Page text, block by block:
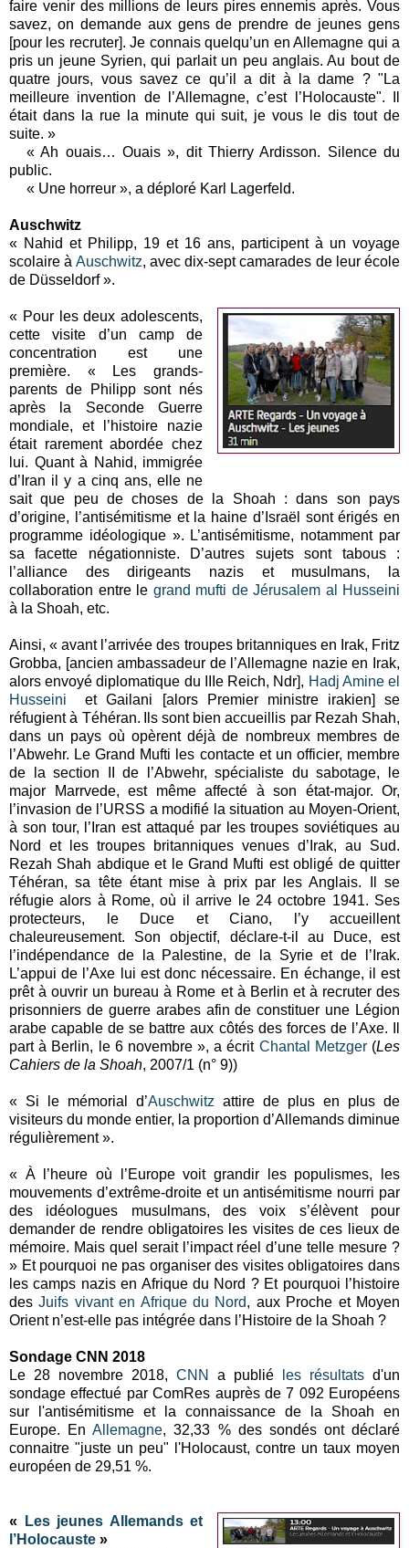
faire venir des millions de leurs pires ennemis après. Vous
savez, on demande aux gens de prendre de jeunes gens
[pour les recruter]. Je connais quelqu’un en Allemagne qui a
pris un jeune Syrien, qui parlait un peu anglais. Au bout de
quatre jours, vous savez ce qu’il a dit à la dame ? "La
meilleure invention de l’Allemagne, c’est l’Holocauste". Il
était dans la rue la minute qui suit, je vous le dis tout de
suite. »
« Ah ouais… Ouais », dit Thierry Ardisson. Silence du
public.
« Une horreur », a déploré Karl Lagerfeld.
Auschwitz
« Nahid et Philipp, 19 et 16 ans, participent à un voyage
scolaire à Auschwitz, avec dix-sept camarades de leur école
de Düsseldorf ».
« Pour les deux adolescents,
cette visite d’un camp de
concentration est une
première. « Les grands-
parents de Philipp sont nés
après la Seconde Guerre
mondiale, et l’histoire nazie
était rarement abordée chez
lui. Quant à Nahid, immigrée
d’Iran il y a cinq ans, elle ne
sait que peu de choses de la Shoah : dans son pays
d’origine, l’antisémitisme et la haine d’Israël sont érigés en
programme idéologique ». L’antisémitisme, notamment par
sa facette négationniste. D’autres sujets sont tabous :
l’alliance des dirigeants nazis et musulmans, la
collaboration entre le grand mufti de Jérusalem al Husseini
à la Shoah, etc.
Ainsi, « avant l’arrivée des troupes britanniques en Irak, Fritz
Grobba, [ancien ambassadeur de l’Allemagne nazie en Irak,
alors envoyé diplomatique du IIIe Reich, Ndr], Hadj Amine el
Husseini et Gailani [alors Premier ministre irakien] se
réfugient à Téhéran. Ils sont bien accueillis par Rezah Shah,
dans un pays où opèrent déjà de nombreux membres de
l’Abwehr. Le Grand Mufti les contacte et un officier, membre
de la section II de l’Abwehr, spécialiste du sabotage, le
major Marrvede, est même affecté à son état-major. Or,
l’invasion de l’URSS a modifié la situation au Moyen-Orient,
à son tour, l’Iran est attaqué par les troupes soviétiques au
Nord et les troupes britanniques venues d’Irak, au Sud.
Rezah Shah abdique et le Grand Mufti est obligé de quitter
Téhéran, sa tête étant mise à prix par les Anglais. Il se
réfugie alors à Rome, où il arrive le 24 octobre 1941. Ses
protecteurs, le Duce et Ciano, l’y accueillent
chaleureusement. Son objectif, déclare-t-il au Duce, est
l’indépendance de la Palestine, de la Syrie et de l’Irak.
L’appui de l’Axe lui est donc nécessaire. En échange, il est
prêt à ouvrir un bureau à Rome et à Berlin et à recruter des
prisonniers de guerre arabes afin de constituer une Légion
arabe capable de se battre aux côtés des forces de l’Axe. Il
part à Berlin, le 6 novembre », a écrit Chantal Metzger(Les
Cahiers de la Shoah, 2007/1 (n° 9))
« Si le mémorial d’Auschwitz attire de plus en plus de
visiteurs du monde entier, la proportion d’Allemands diminue
régulièrement ».
« À l’heure où l’Europe voit grandir les populismes, les
mouvements d’extrême-droite et un antisémitisme nourri par
des idéologues musulmans, des voix s’élèvent pour
demander de rendre obligatoires les visites de ces lieux de
mémoire. Mais quel serait l’impact réel d’une telle mesure ?
» Et pourquoi ne pas organiser des visites obligatoires dans
les camps nazis en Afrique du Nord ? Et pourquoi l’histoire
desJuifs vivant en Afrique du Nord, aux Proche et Moyen
Orient n’est-elle pas intégrée dans l’Histoire de la Shoah ?
Sondage CNN 2018
Le 28 novembre 2018, CNN a publié les résultats d'un
sondage effectué par ComRes auprès de 7 092 Européens
sur l'antisémitisme et la connaissance de la Shoah en
Europe. EnAllemagne, 32,33 % des sondés ont déclaré
connaitre "juste un peu" l'Holocaust, contre un taux moyen
européen de 29,51 %.
«
Les jeunes Allemands et
l’Holocauste »